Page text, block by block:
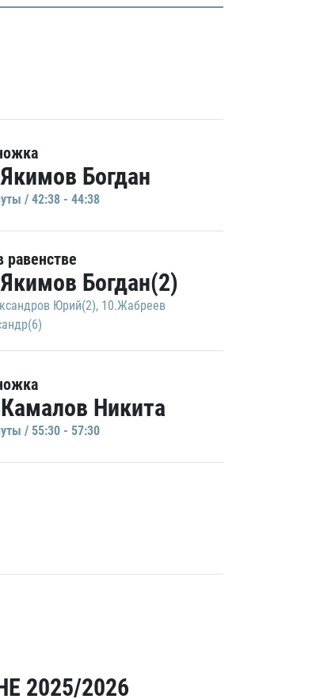
Богдан
/ 42:38 - 44:38
равенстве
Богдан(2)
Юрий(2), 10.Жабреев
Никита
/ 55:30 - 57:30
2025/2026